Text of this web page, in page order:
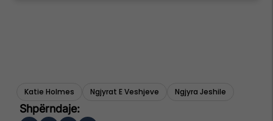
Katie Holmes Ngjyrat E Veshjeve Ngjyra Jeshile